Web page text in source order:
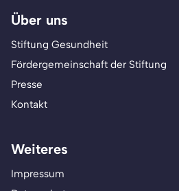
Über uns
Stiftung Gesundheit
Fördergemeinschaft der Stiftung
Presse
Kontakt
Weiteres
Impressum